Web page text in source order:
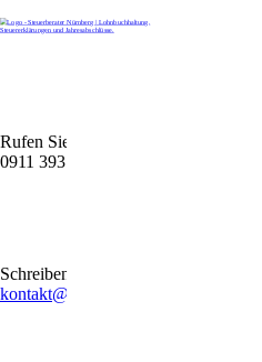
Rufen Sie uns gerne an
0911 39372790
Schreiben Sie uns gerne eine E-Mail
kontakt@stb-becker-zeiler.de